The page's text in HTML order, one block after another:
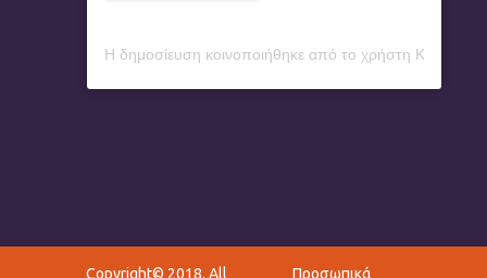
Η δημοσίευση κοινοποιήθηκε από το χρήστη
Copyright© 2018, All Προσωπικά